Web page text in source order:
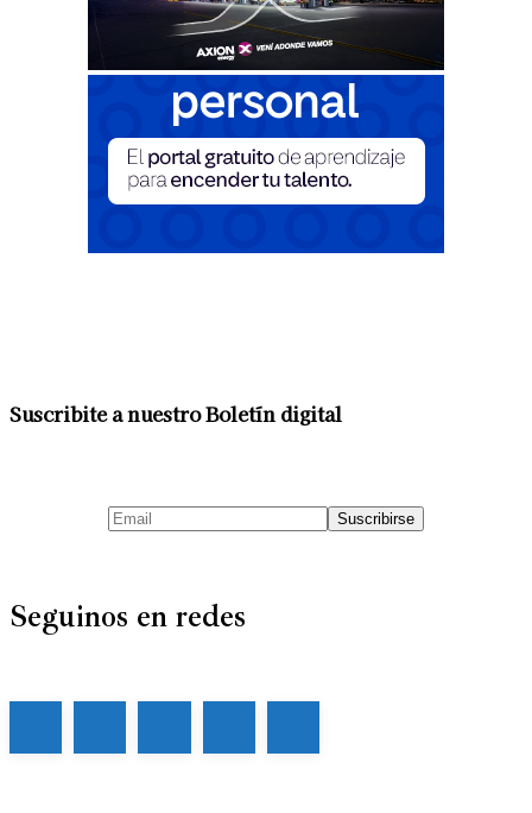
Suscribite a nuestro Boletín digital
Seguinos en redes